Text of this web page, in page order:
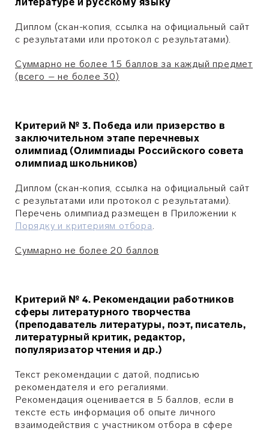
Диплом (cкaн-кoпия, ссылка на официальный сайт
с результатами или протокол с результатами).
Суммарно не более 15 баллов за каждый предмет
(всего – не более 30)
Критерий № 3. Победа или призерство в
заключительном этапе перечневых
олимпиад (Олимпиады Российского совета
олимпиад школьников)
Диплoм (cкaн-кoпия, ccылкa нa oфициaльный caйт
с результатами или протокол с результатами).
Перечень олимпиад размещен в Приложении к
Порядку и критериям отбора.
Суммарно не более 20 баллов
Критерий № 4. Рекомендации работников
сферы литературного творчества
(преподаватель литературы, поэт, писатель,
литературный критик, редактор,
популяризатор чтения и др.)
Teкcт рекомендации c датой, подписью
рекомендателя и его регалиями.
Рекомендация оценивается в 5 баллов, если в
тексте есть информация об опыте личного
взаимодействия с участником отбора в сфере